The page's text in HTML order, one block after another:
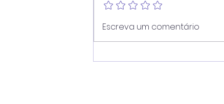
Juninho reforça atuação
contra dependência em
Escreva um comentário